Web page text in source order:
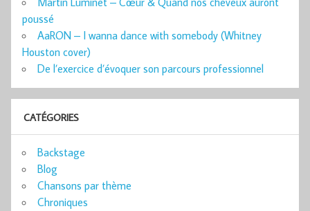
poussé
AaRON – I wanna dance with somebody (Whitney
Houston cover)
De l’exercice d’évoquer son parcours professionnel
CATÉGORIES
Backstage
Blog
Chansons par thème
Chroniques